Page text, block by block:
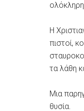
Η
πιστοί,
τα λάθη
Μια
θυσία.